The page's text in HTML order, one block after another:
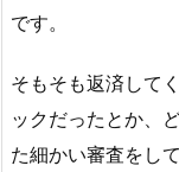
です。
そもそも返済して
ックだったとか、
た細かい審査をし